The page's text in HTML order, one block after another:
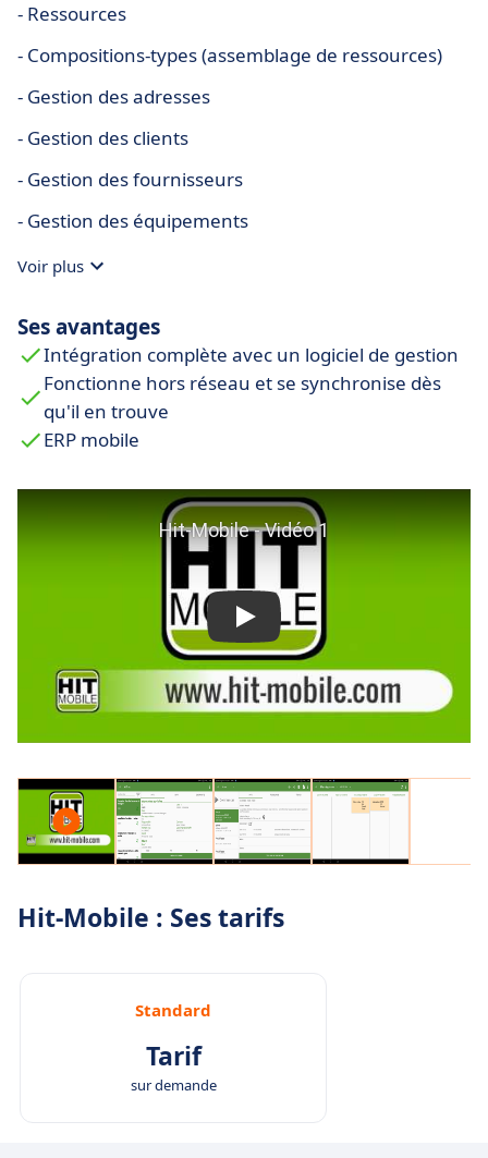
- Ressources
- Compositions-types (assemblage de ressources)
- Gestion des adresses
- Gestion des clients
- Gestion des fournisseurs
- Gestion des équipements
Voir plus
Ses avantages
Intégration complète avec un logiciel de gestion
Fonctionne hors réseau et se synchronise dès
qu'il en trouve
ERP mobile
Hit-Mobile : Ses tarifs
Standard
Tarif
sur demande